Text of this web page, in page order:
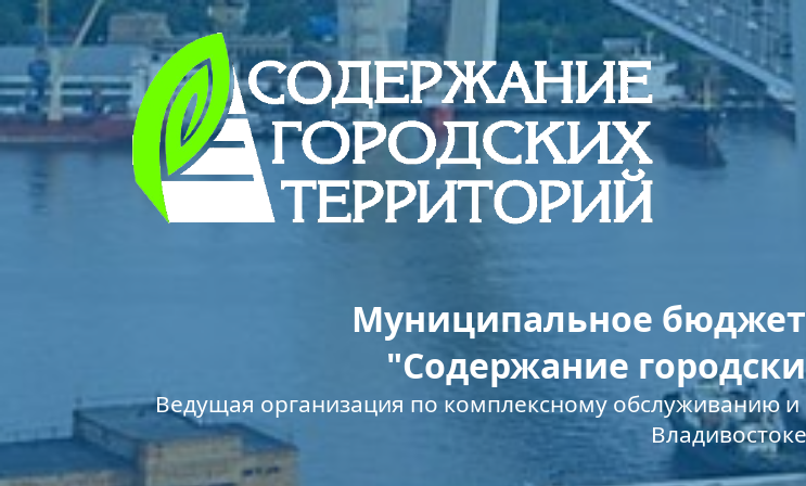
Муниципальное
"Содержание
Ведущая организация по комплексному обслуживанию
Владивостоке